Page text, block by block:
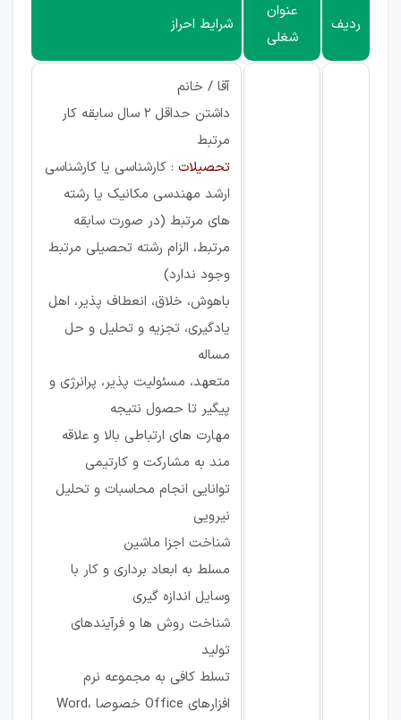
ردیف
عنوان
شغلی
شرایط احراز
آقا / خانم
داشتن حداقل 2 سال سابقه كار
مرتبط
تحصیلات : کارشناسی یا کارشناسی
ارشد مهندسی مکانیک يا رشته
های مرتبط (در صورت سابقه
مرتبط، الزام رشته تحصیلی مرتبط
وجود ندارد)
باهوش، خلاق، انعطاف پذیر، اهل
یادگیری، تجزيه و تحليل و حل
مساله
متعهد، مسئوليت پذير، پرانرژی و
پيگير تا حصول نتيجه
مهارت های ارتباطی بالا و علاقه
مند به مشاركت و كارتيمی
توانایی انجام محاسبات و تحلیل
نیرویی
شناخت اجزا ماشین
مسلط به ابعاد برداری و کار با
وسایل اندازه گیری
شناخت روش ها و فرآیندهای
تولید
تسلط کافی به مجموعه نرم
افزارهای Office خصوصا Word،